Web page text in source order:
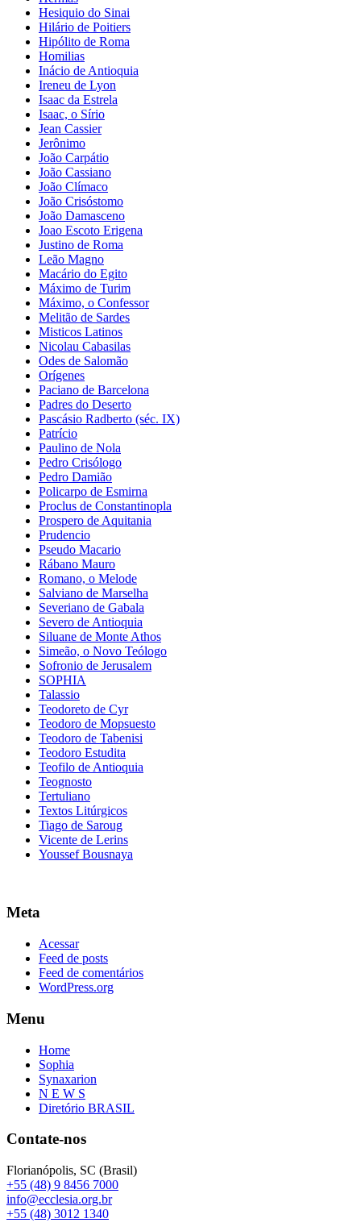
Hesiquio do Sinai
Hilário de Poitiers
Hipólito de Roma
Homilias
Inácio de Antioquia
Ireneu de Lyon
Isaac da Estrela
Isaac, o Sírio
Jean Cassier
Jerônimo
João Carpátio
João Cassiano
João Clímaco
João Crisóstomo
João Damasceno
Joao Escoto Erigena
Justino de Roma
Leão Magno
Macário do Egito
Máximo de Turim
Máximo, o Confessor
Melitão de Sardes
Misticos Latinos
Nicolau Cabasilas
Odes de Salomão
Orígenes
Paciano de Barcelona
Padres do Deserto
Pascásio Radberto (séc. IX)
Patrício
Paulino de Nola
Pedro Crisólogo
Pedro Damião
Policarpo de Esmirna
Proclus de Constantinopla
Prospero de Aquitania
Prudencio
Pseudo Macario
Rábano Mauro
Romano, o Melode
Salviano de Marselha
Severiano de Gabala
Severo de Antioquia
Siluane de Monte Athos
Simeão, o Novo Teólogo
Sofronio de Jerusalem
SOPHIA
Talassio
Teodoreto de Cyr
Teodoro de Mopsuesto
Teodoro de Tabenisi
Teodoro Estudita
Teofilo de Antioquia
Teognosto
Tertuliano
Textos Litúrgicos
Tiago de Saroug
Vicente de Lerins
Youssef Bousnaya
Meta
Acessar
Feed de posts
Feed de comentários
WordPress.org
Menu
Home
Sophia
Synaxarion
N E W S
Diretório BRASIL
Contate-nos
Florianópolis, SC (Brasil)
+55 (48) 9 8456 7000
info@ecclesia.org.br
+55 (48) 3012 1340